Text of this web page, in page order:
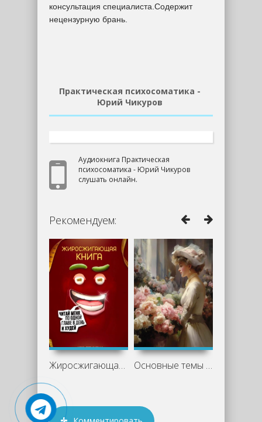
консультация специалиста.Содержит
нецензурную брань.
Практическая психосоматика -
Юрий Чикуров
Аудиокнига Практическая
психосоматика - Юрий Чикуров
слушать онлайн.
Рекомендуем:
Жиросжигающая книга - Петр Лупенко Основные темы и персонажи «Недоросля»